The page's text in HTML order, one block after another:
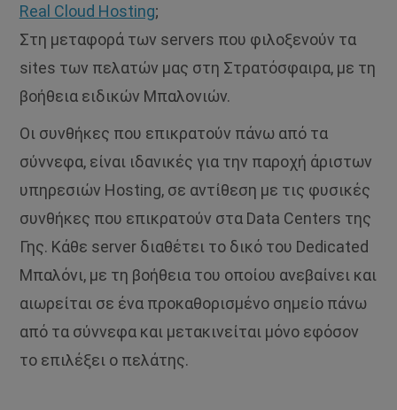
Real Cloud Hosting;
Στη μεταφορά των servers που φιλοξενούν τα
sites των πελατών μας στη Στρατόσφαιρα, με τη
βοήθεια ειδικών Μπαλονιών.
Οι συνθήκες που επικρατούν πάνω από τα
σύννεφα, είναι ιδανικές για την παροχή άριστων
υπηρεσιών Hosting, σε αντίθεση με τις φυσικές
συνθήκες που επικρατούν στα Data Centers της
Γης. Κάθε server διαθέτει το δικό του Dedicated
Μπαλόνι, με τη βοήθεια του οποίου ανεβαίνει και
αιωρείται σε ένα προκαθορισμένο σημείο πάνω
από τα σύννεφα και μετακινείται μόνο εφόσον
το επιλέξει ο πελάτης.